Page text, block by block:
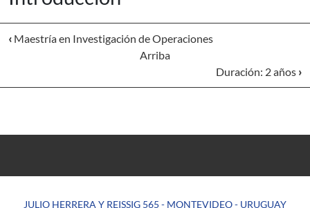
‹ Maestría en Investigación de Operaciones
Arriba
Duración: 2 años ›
JULIO HERRERA Y REISSIG 565 - MONTEVIDEO - URUGUAY